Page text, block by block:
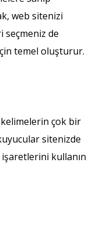
web sitenizi
seçmeniz de
temel oluşturur.
kelimelerin çok bir
sitenizde
işaretlerini kullanın